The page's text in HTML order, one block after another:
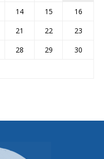
14 15
16
21 22
23
28 29
30